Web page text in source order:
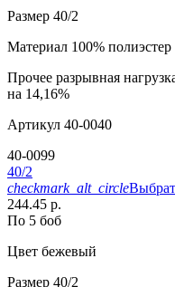
Размер 40/2
Материал 100% полиэстер
Прочее разрывная
на 14,16%
Артикул 40-0040
40-0099
40/2
checkmark_alt_circle
244.45 р.
По 5 боб
Цвет бежевый
Размер 40/2